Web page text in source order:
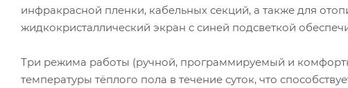
инфракрасной пленки, кабельных секций, а также для
жидкокристаллический экран с синей подсветкой
Три режима работы (ручной, программируемый и
температуры тёплого пола в течение суток, что